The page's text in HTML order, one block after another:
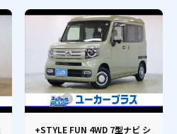
+STYLE FUN 4WD 7型ナビ シ